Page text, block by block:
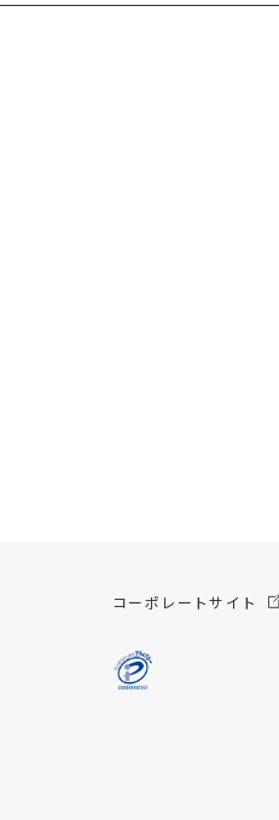
コーポレートサイト